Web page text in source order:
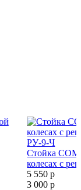
РУ-9-Ч
Стойка
колесах с
5 550 р
3 000 р